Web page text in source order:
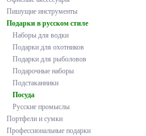
Пишущие инструменты
Подарки в русском стиле
Наборы для водки
Подарки для охотников
Подарки для рыболовов
Подарочные наборы
Подстаканники
Посуда
Русские промыслы
Портфели и сумки
Профессиональные подарки